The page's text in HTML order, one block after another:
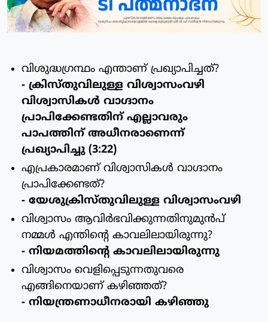
വിശുദ്ധഗ്രന്ഥം എന്താണ് പ്രഖ്യാപിച്ചത്?
- ക്രിസ്തുവിലുള്ള വിശ്വാസംവഴി
വിശ്വാസികള്‍ വാഗ്ദാനം
പ്രാപിക്കേണ്ടതിന് എല്ലാവരും
പാപത്തിന് അധീനരാണെന്ന്
പ്രഖ്യാപിച്ചു (3:22)
എപ്രകാരമാണ് വിശ്വാസികള്‍ വാഗ്ദാനം
പ്രാപിക്കേണ്ടത്?
- യേശുക്രിസ്തുവിലുള്ള വിശ്വാസംവഴി
വിശ്വാസം ആവിര്‍ഭവിക്കുന്നതിനുമുന്‍പ്
നമ്മള്‍ എന്തിന്റെ കാവലിലായിരുന്നു?
- നിയമത്തിന്റെ കാവലിലായിരുന്നു
വിശ്വാസം വെളിപ്പെടുന്നതുവരെ
എങ്ങിനെയാണ് കഴിഞ്ഞത്?
- നിയന്ത്രണാധീനരായി കഴിഞ്ഞു